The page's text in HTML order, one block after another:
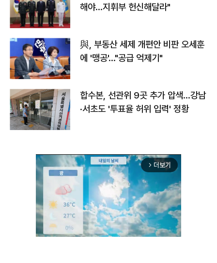
해야…지휘부 헌신해달라"
與, 부동산 세제 개편안 비판 오세훈
에 '맹공'…"공급 억제기"
합수본, 선관위 9곳 추가 압색…강남
·서초도 '투표율 허위 입력' 정황
arrow_forward_ios 더보기